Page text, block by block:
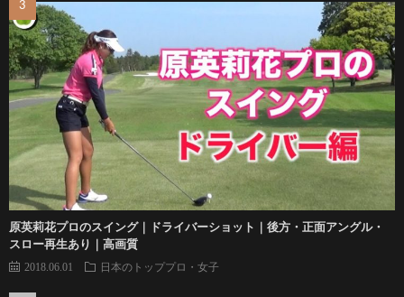
原英莉花プロのスイング｜ドライバーショット｜後方・正面アングル・
スロー再生あり｜高画質
2018.06.01 日本のトッププロ・女子